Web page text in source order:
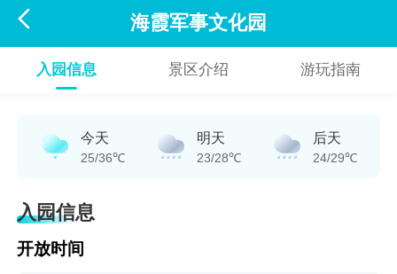
 海霞军事文化园
入园信息 景区介绍 游玩指南
今天
25/36℃
明天
23/28℃
后天
24/29℃
入园信息
开放时间